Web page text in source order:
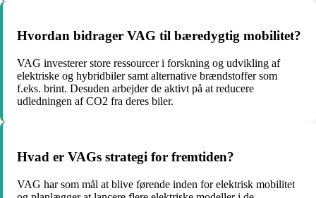
Hvordan bidrager VAG til bæredygtig mobilitet?
VAG investerer store ressourcer i forskning og udvikling af
elektriske og hybridbiler samt alternative brændstoffer som
f.eks. brint. Desuden arbejder de aktivt på at reducere
udledningen af CO2 fra deres biler.
Hvad er VAGs strategi for fremtiden?
VAG har som mål at blive førende inden for elektrisk mobilitet